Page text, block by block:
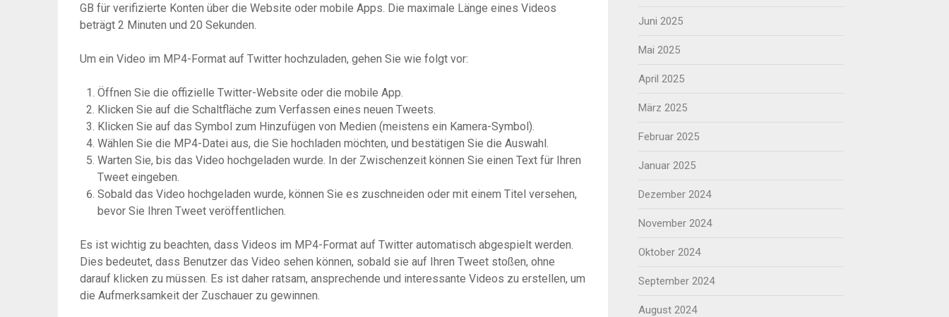
GB für verifizierte Konten über die Website oder mobile Apps. Die maximale Länge eines Videos
beträgt 2 Minuten und 20 Sekunden.
Um ein Video im MP4-Format auf Twitter hochzuladen, gehen Sie wie folgt vor:
Öffnen Sie die offizielle Twitter-Website oder die mobile App.
Klicken Sie auf die Schaltfläche zum Verfassen eines neuen Tweets.
Klicken Sie auf das Symbol zum Hinzufügen von Medien (meistens ein Kamera-Symbol).
Wählen Sie die MP4-Datei aus, die Sie hochladen möchten, und bestätigen Sie die Auswahl.
Warten Sie, bis das Video hochgeladen wurde. In der Zwischenzeit können Sie einen Text für Ihren
Tweet eingeben.
Sobald das Video hochgeladen wurde, können Sie es zuschneiden oder mit einem Titel versehen,
bevor Sie Ihren Tweet veröffentlichen.
Es ist wichtig zu beachten, dass Videos im MP4-Format auf Twitter automatisch abgespielt werden.
Dies bedeutet, dass Benutzer das Video sehen können, sobald sie auf Ihren Tweet stoßen, ohne
darauf klicken zu müssen. Es ist daher ratsam, ansprechende und interessante Videos zu erstellen, um
die Aufmerksamkeit der Zuschauer zu gewinnen.
Juni 2025
Mai 2025
April 2025
März 2025
Februar 2025
Januar 2025
Dezember 2024
November 2024
Oktober 2024
September 2024
August 2024